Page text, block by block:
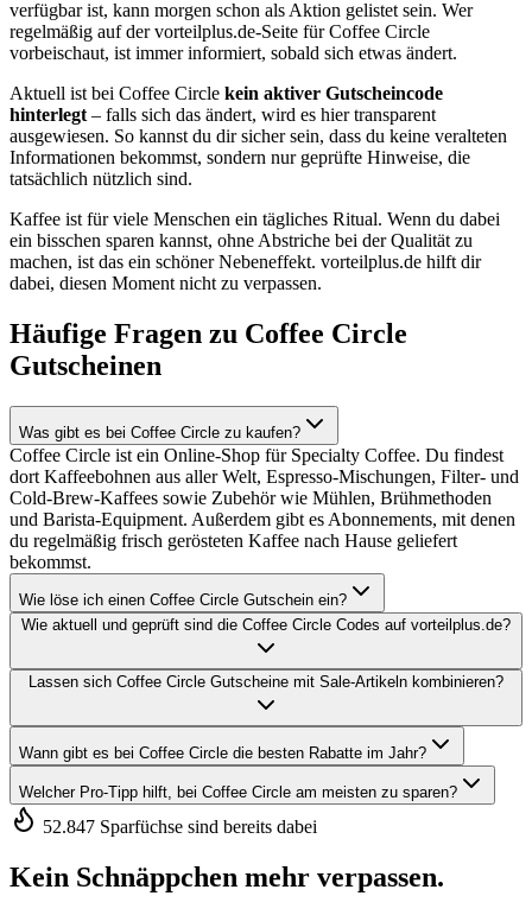
verfügbar ist, kann morgen schon als Aktion gelistet sein. Wer
regelmäßig auf der vorteilplus.de-Seite für Coffee Circle
vorbeischaut, ist immer informiert, sobald sich etwas ändert.
Aktuell ist bei Coffee Circle kein aktiver Gutscheincode
hinterlegt – falls sich das ändert, wird es hier transparent
ausgewiesen. So kannst du dir sicher sein, dass du keine veralteten
Informationen bekommst, sondern nur geprüfte Hinweise, die
tatsächlich nützlich sind.
Kaffee ist für viele Menschen ein tägliches Ritual. Wenn du dabei
ein bisschen sparen kannst, ohne Abstriche bei der Qualität zu
machen, ist das ein schöner Nebeneffekt. vorteilplus.de hilft dir
dabei, diesen Moment nicht zu verpassen.
Häufige Fragen zu Coffee Circle
Gutscheinen
Was gibt es bei Coffee Circle zu kaufen?
Coffee Circle ist ein Online-Shop für Specialty Coffee. Du findest
dort Kaffeebohnen aus aller Welt, Espresso-Mischungen, Filter- und
Cold-Brew-Kaffees sowie Zubehör wie Mühlen, Brühmethoden
und Barista-Equipment. Außerdem gibt es Abonnements, mit denen
du regelmäßig frisch gerösteten Kaffee nach Hause geliefert
bekommst.
Wie löse ich einen Coffee Circle Gutschein ein?
Wie aktuell und geprüft sind die Coffee Circle Codes auf vorteilplus.de?
Lassen sich Coffee Circle Gutscheine mit Sale-Artikeln kombinieren?
Wann gibt es bei Coffee Circle die besten Rabatte im Jahr?
Welcher Pro-Tipp hilft, bei Coffee Circle am meisten zu sparen?
52.847 Sparfüchse sind bereits dabei
Kein Schnäppchen mehr verpassen.